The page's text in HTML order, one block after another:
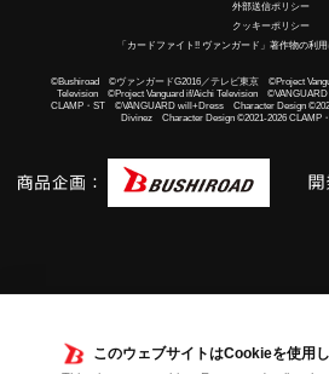
このウェブサイトはCookieを使用
外部送信ポリシー
クッキーポリシー
「カードファイト!! ヴァンガード」著作物の利
©Bushiroad ©ヴァンガードG2016／テレビ東京 ©Project
Television ©Project Vanguard if/Aichi Television
CLAMP・ST ©VANGUARD will+Dress Character Design
Divinez Character Design ©2021-2026 CLAMP